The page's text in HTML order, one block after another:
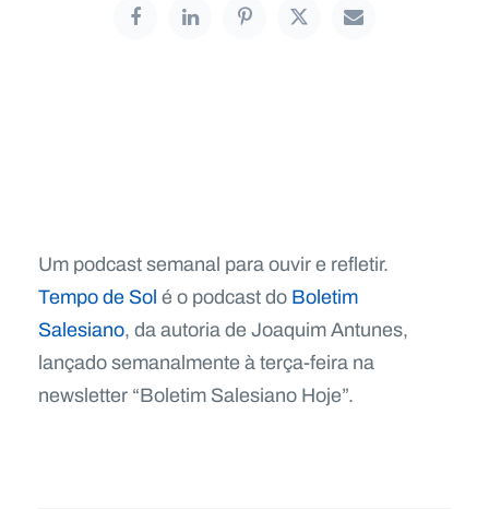
Um podcast semanal para ouvir e refletir.
Tempo de Solé o podcast doBoletim
Salesiano, da autoria de Joaquim Antunes,
lançado semanalmente à terça-feira na
newsletter “Boletim Salesiano Hoje”.